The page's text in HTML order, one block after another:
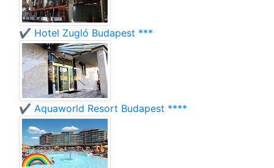
✔️ Hotel Zugló Budapest ***
✔️ Aquaworld Resort Budapest ****